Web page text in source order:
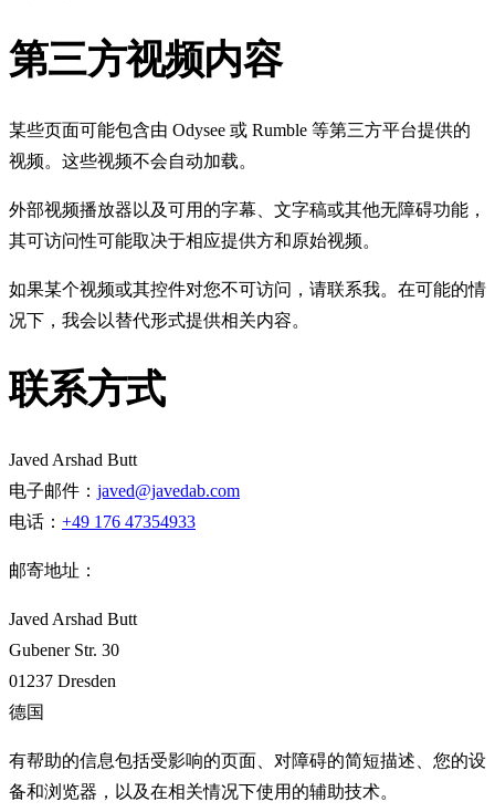
第三方视频内容
某些页面可能包含由 Odysee 或 Rumble 等第三方平台提供的
视频。这些视频不会自动加载。
外部视频播放器以及可用的字幕、文字稿或其他无障碍功能，
其可访问性可能取决于相应提供方和原始视频。
如果某个视频或其控件对您不可访问，请联系我。在可能的情
况下，我会以替代形式提供相关内容。
联系方式
Javed Arshad Butt
电子邮件： javed@javedab.com
电话： +49 176 47354933
邮寄地址：
Javed Arshad Butt
Gubener Str. 30
01237 Dresden
德国
有帮助的信息包括受影响的页面、对障碍的简短描述、您的设
备和浏览器，以及在相关情况下使用的辅助技术。